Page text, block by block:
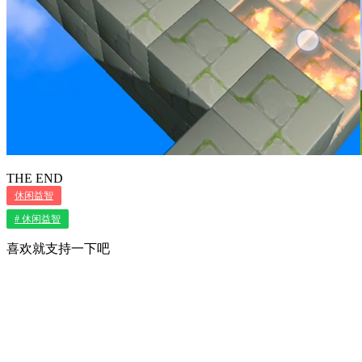
THE END
休闲益智
# 休闲益智
喜欢就支持一下吧